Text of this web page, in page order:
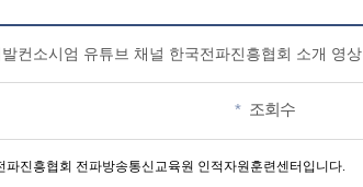
컨소시엄 유튜브 채널 한국전파진흥협회 소개 영상
* 조회수
파진흥협회 전파방송통신교육원 인적자원훈련센터입니다.